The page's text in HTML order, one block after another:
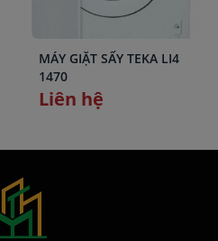
MÁY GIẶT SẤY TEKA LI4
1470
Liên hệ